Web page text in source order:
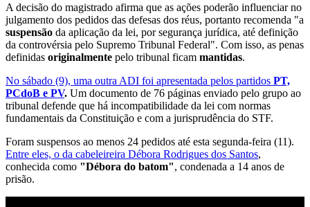
A decisão do magistrado afirma que as ações poderão influenciar no
julgamento dos pedidos das defesas dos réus, portanto recomenda "a
suspensão da aplicação da lei, por segurança jurídica, até definição
da controvérsia pelo Supremo Tribunal Federal". Com isso, as penas
definidas originalmente pelo tribunal ficam mantidas.
No sábado (9), uma outra ADI foi apresentada pelos partidos PT,
PCdoB e PV. Um documento de 76 páginas enviado pelo grupo ao
tribunal defende que há incompatibilidade da lei com normas
fundamentais da Constituição e com a jurisprudência do STF.
Foram suspensos ao menos 24 pedidos até esta segunda-feira (11).
Entre eles, o da cabeleireira Débora Rodrigues dos Santos,
conhecida como "Débora do batom", condenada a 14 anos de
prisão.